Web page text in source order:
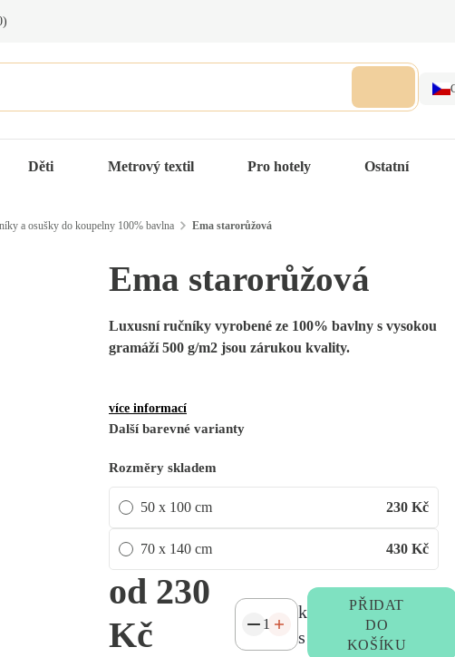
Děti Metrový textil Pro hotely Ostatní
a osušky do koupelny 100% bavlna Ema starorůžová
Ema starorůžová
Luxusní ručníky vyrobené ze 100% bavlny s vysokou
gramáží 500 g/m2 jsou zárukou kvality.
více informací
Další barevné varianty
Rozměry skladem
50 x 100 cm 230 Kč
70 x 140 cm 430 Kč
od 230
Kč
k
s
PŘIDAT
DO
KOŠÍKU